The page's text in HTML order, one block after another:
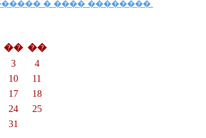
�� ��
3
4
10
11
17
18
24
25
31